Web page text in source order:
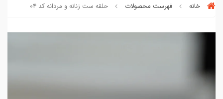
خانه فهرست محصولات حلقه ست زنانه و مردانه کد 04